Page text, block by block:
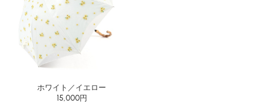
ホワイト／イエロー
15,000円